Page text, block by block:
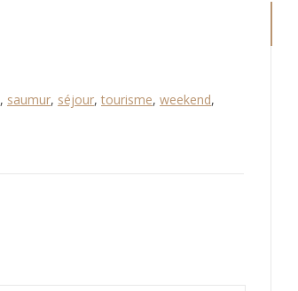
, saumur, séjour, tourisme, weekend,